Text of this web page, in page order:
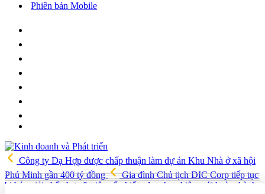
Phiên bản Mobile
Công ty Dạ Hợp được chấp thuận làm dự án Khu Nhà ở xã hội
Phú Minh gần 400 tỷ đồng
Gia đình Chủ tịch DIC Corp tiếp tục
bị bán giải chấp hơn 8 triệu cổ phiếu, doanh nghiệp mới hoàn thành